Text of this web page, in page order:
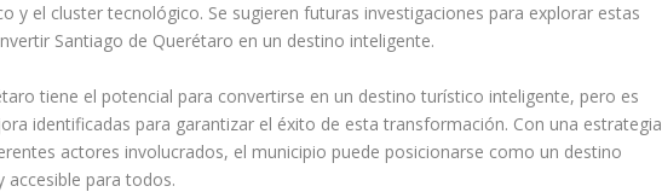
y el cluster tecnológico. Se sugieren futuras investigaciones para explorar estas
Santiago de Querétaro en un destino inteligente.
tiene el potencial para convertirse en un destino turístico inteligente, pero es
identificadas para garantizar el éxito de esta transformación. Con una estrategia
actores involucrados, el municipio puede posicionarse como un destino
accesible para todos.